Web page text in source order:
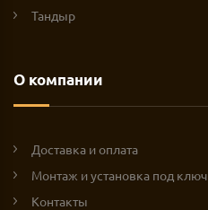
Тандыр
О компании
Доставка и оплата
Монтаж и установка под ключ
Контакты